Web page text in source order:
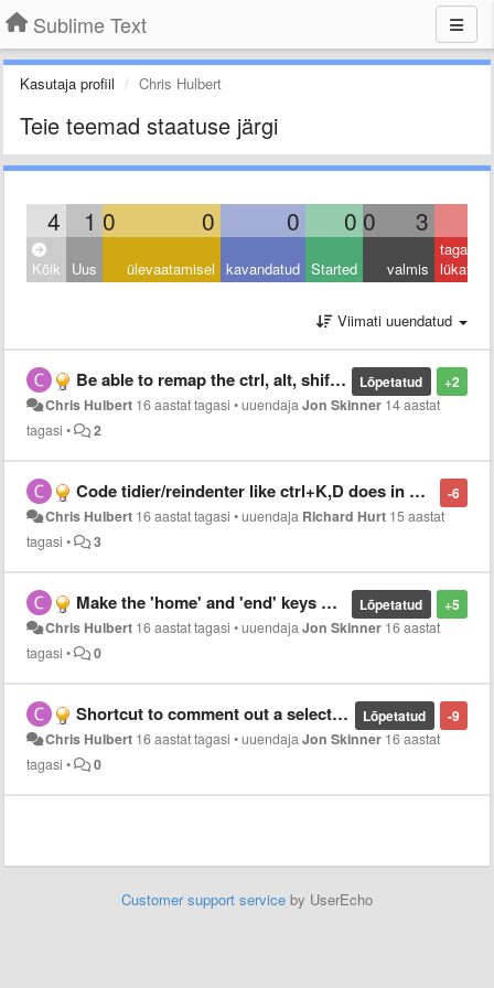
Sublime Text
Kasutaja profiil Chris Hulbert
Teie teemad staatuse järgi
4 1 0 0 0 0 0 3
Kõik Uus ülevaatamisel kavandatud Started valmis
tagasi
lükatud
Viimati uuendatud
+2
Lõpetatud
Be able to remap the ctrl, alt, shift, and command keys in OSX so they behave like on PC
Chris Hulbert 16 aastat tagasi •uuendajaJon Skinner 14 aastat
tagasi • 2
-6
Code tidier/reindenter like ctrl+K,D does in visual studio
Chris Hulbert 16 aastat tagasi •uuendaja Richard Hurt 15 aastat
tagasi • 3
+5
Lõpetatud
Make the 'home' and 'end' keys work in OSX
Chris Hulbert 16 aastat tagasi •uuendajaJon Skinner 16 aastat
tagasi • 0
-9
Lõpetatud
Shortcut to comment out a selected block of code
Chris Hulbert 16 aastat tagasi •uuendajaJon Skinner 16 aastat
tagasi • 0
Customer support service by UserEcho